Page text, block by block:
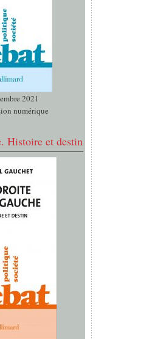
2021
numérique
Histoire et destin